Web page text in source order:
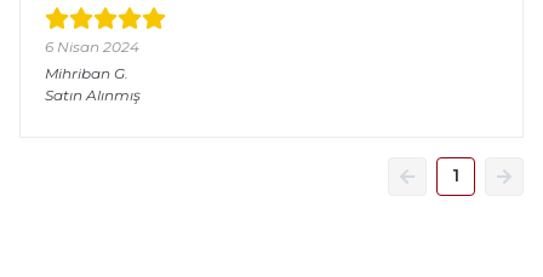
6 Nisan 2024
Mihriban G.
Satın Alınmış
1